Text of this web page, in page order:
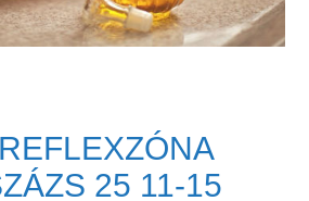
25 11-15